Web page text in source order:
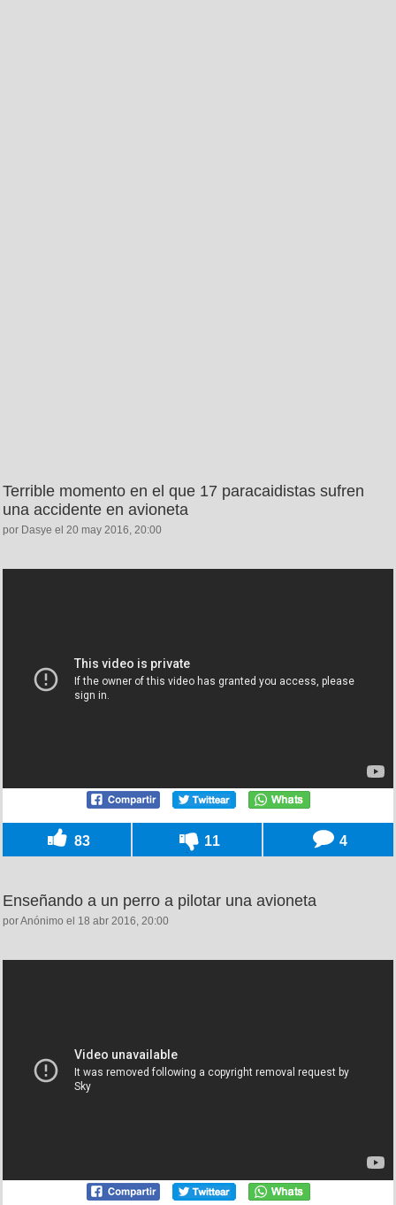
Terrible momento en el que 17 paracaidistas sufren
una accidente en avioneta
por Dasye el 20 may 2016, 20:00
83 11 4
Enseñando a un perro a pilotar una avioneta
por Anónimo el 18 abr 2016, 20:00